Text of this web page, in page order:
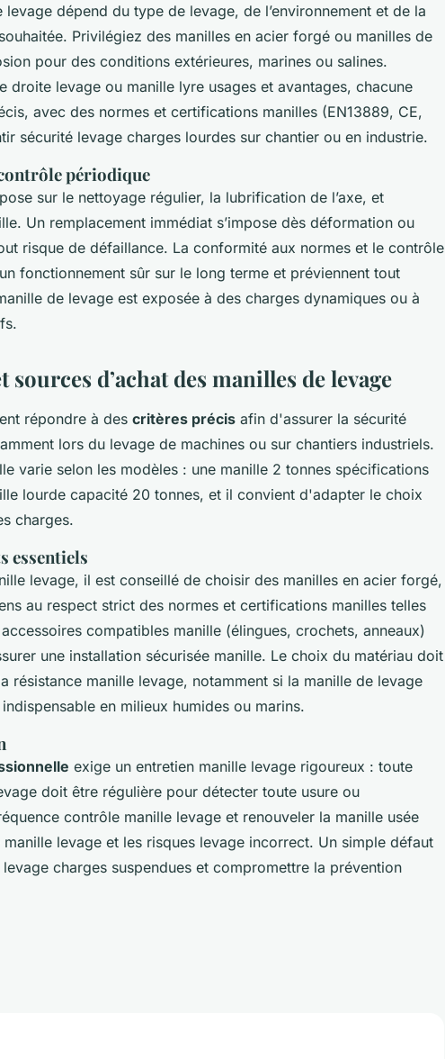
levage dépend du type de levage, de l’environnement et de la
Privilégiez des manilles en acier forgé ou manilles de
pour des conditions extérieures, marines ou salines.
droite levage ou manille lyre usages et avantages, chacune
avec des normes et certifications manilles (EN13889, CE,
sécurité levage charges lourdes sur chantier ou en industrie.
périodique
sur le nettoyage régulier, la lubrification de l’axe, et
Un remplacement immédiat s’impose dès déformation ou
risque de défaillance. La conformité aux normes et le contrôle
fonctionnement sûr sur le long terme et préviennent tout
de levage est exposée à des charges dynamiques ou à
d’achat des manilles de levage
répondre à des critères précis afin d'assurer la sécurité
lors du levage de machines ou sur chantiers industriels.
varie selon les modèles : une manille 2 tonnes spécifications
lourde capacité 20 tonnes, et il convient d'adapter le choix
charges.
essentiels
levage, il est conseillé de choisir des manilles en acier forgé,
au respect strict des normes et certifications manilles telles
compatibles manille (élingues, crochets, anneaux)
une installation sécurisée manille. Le choix du matériau doit
résistance manille levage, notamment si la manille de levage
en milieux humides ou marins.
exige un entretien manille levage rigoureux : toute
doit être régulière pour détecter toute usure ou
contrôle manille levage et renouveler la manille usée
manille levage et les risques levage incorrect. Un simple défaut
charges suspendues et compromettre la prévention